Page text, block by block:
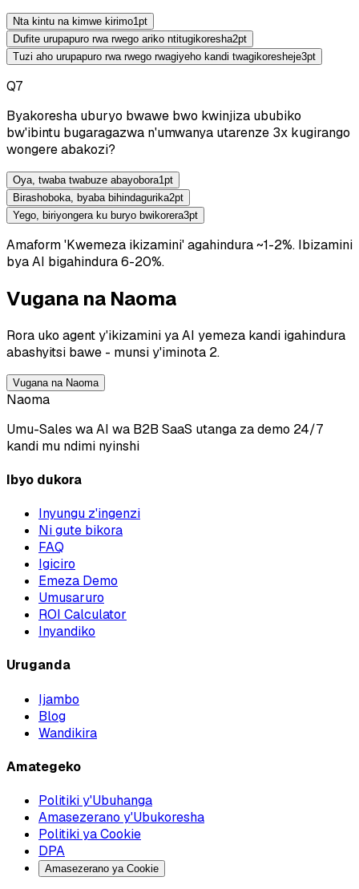
Nta kintu na kimwe kirimo1 pt
Dufite urupapuro rwa rwego ariko ntitugikoresha2pt
Tuzi aho urupapuro rwa rwego rwagiyeho kandi twagikoresheje3pt
Q7
Byakoresha uburyo bwawe bwo kwinjiza ububiko
bw'ibintu bugaragazwa n'umwanya utarenze 3x kugirango
wongere abakozi?
Oya, twaba twabuze abayobora1 pt
Birashoboka, byaba bihindagurika2pt
Yego, biriyongera ku buryo bwikorera3pt
Amaform 'Kwemeza ikizamini' agahindura ~1-2%. Ibizamini
bya AI bigahindura 6-20%.
Vugana na Naoma
Rora uko agent y'ikizamini ya AI yemeza kandi igahindura
abashyitsi bawe - munsi y'iminota 2.
Vugana na Naoma
Naoma
Umu-Sales wa AI wa B2B SaaS utanga za demo 24/7
kandi mu ndimi nyinshi
Ibyo dukora
Inyungu z'ingenzi
Ni gute bikora
FAQ
Igiciro
Emeza Demo
Umusaruro
ROI Calculator
Inyandiko
Uruganda
Ijambo
Blog
Wandikira
Amategeko
Politiki y'Ubuhanga
Amasezerano y'Ubukoresha
Politiki ya Cookie
DPA
Amasezerano ya Cookie